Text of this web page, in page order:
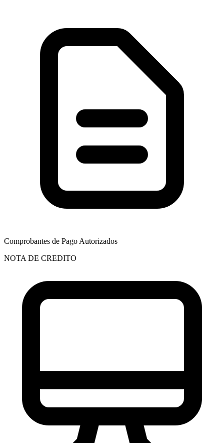
Comprobantes de Pago Autorizados
NOTA DE CREDITO